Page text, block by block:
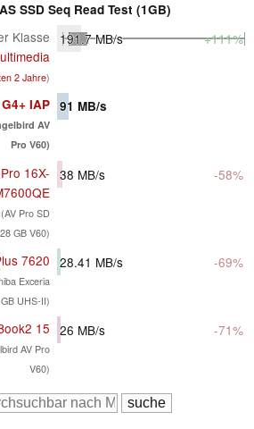
SSD Seq Read Test (1GB)
Klasse
2 Jahre)
191.7MB/s +111%
IAP
AV
Pro V60)
91 MB/s
16X-
(AV Pro SD
GB V60)
38 MB/s -58%
7620
Exceria
UHS-II)
28.41 MB/s -69%
15
AV Pro
V60)
26 MB/s -71%